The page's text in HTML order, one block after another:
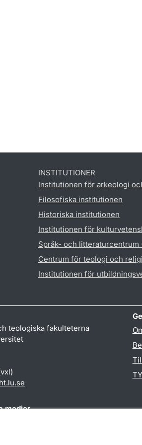
INSTITUTIONER
Institutionen för arkeologi
Filosofiska institutionen
Historiska institutionen
Institutionen för
Språk- och litteraturcentrum
Centrum för teologi och
Institutionen för
teologiska fakulteterna
.se
medier